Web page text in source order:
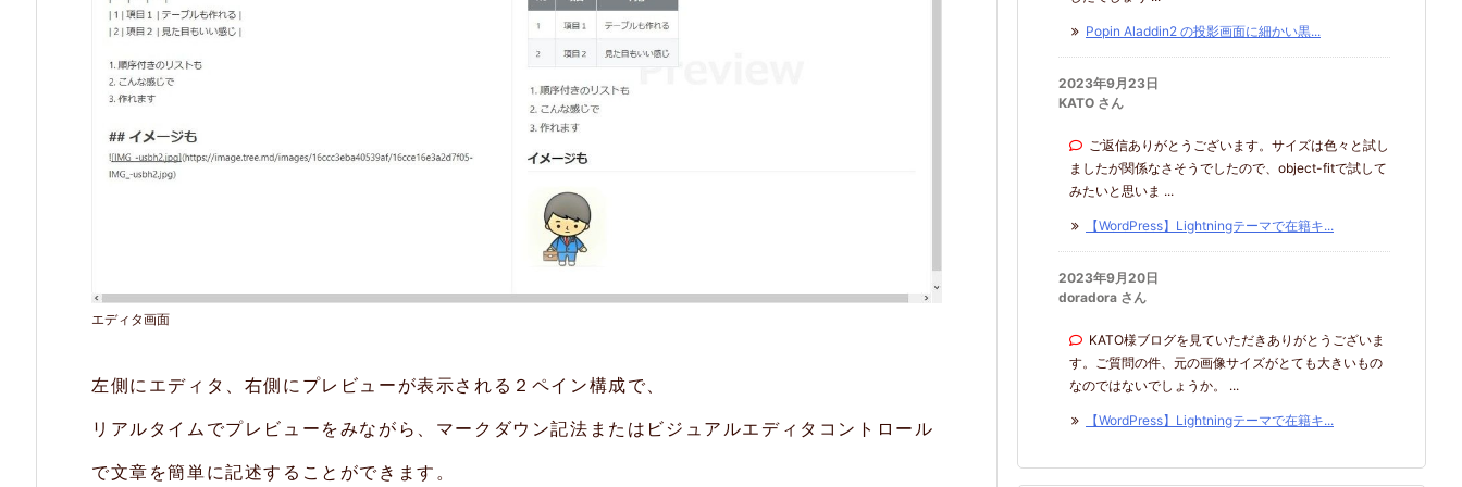
大
／
縮
小
2.
ク
有
機
能
エディタ画面
左側にエディタ、右側にプレビューが表示される２ペイン構成で、
リアルタイムでプレビューをみながら、マークダウン記法またはビジュアルエディタコントロール
で文章を簡単に記述することができます。
Popin Aladdin2 の投影画面に細かい黒...
2023年9月23日
KATO さん
ご返信ありがとうございます。サイズは色々と試し
ましたが関係なさそうでしたので、object-fitで試して
みたいと思いま ...
【WordPress】Lightningテーマで在籍キ...
2023年9月20日
doradora さん
KATO様ブログを見ていただきありがとうございま
す。ご質問の件、元の画像サイズがとても大きいもの
なのではないでしょうか。 ...
【WordPress】Lightningテーマで在籍キ...